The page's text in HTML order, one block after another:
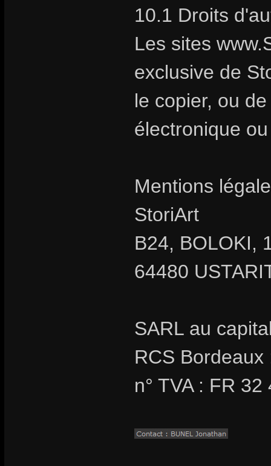
10.1 Droits
Les sites
exclusive de
le copier, ou
électronique
Mentions
StoriArt
B24, BOLOKI,
64480
SARL au
RCS
n° TVA : FR